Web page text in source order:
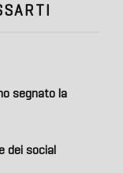
segnato la
dei social